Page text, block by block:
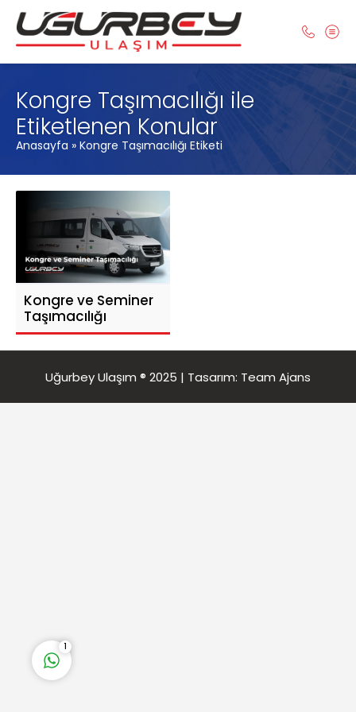
Kongre Taşımacılığı ile
Etiketlenen Konular
Anasayfa » Kongre Taşımacılığı Etiketi
Kongre ve Seminer
Taşımacılığı
Uğurbey Ulaşım ® 2025 | Tasarım: Team Ajans
1